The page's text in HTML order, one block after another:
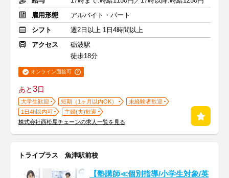
雇用形態
アルバイト・パート
シフト
週2日以上 1日4時間以上
アクセス
砺波駅
徒歩18分
オンライン面接可
あと3日
大学生歓迎 短期（1ヶ月以内OK）
未経験者歓迎
1日4h以内可
主婦(夫)歓迎
株式会社西松屋チェーンの求人一覧を見る
トライプラス 魚津駅前校
【塾講師≪個別指導/小学生対象/英